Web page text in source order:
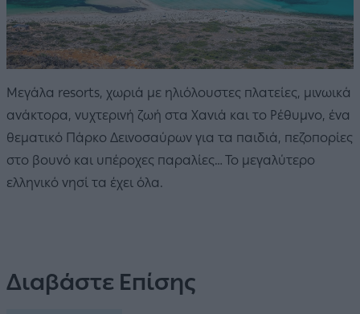
Μεγάλα resorts, χωριά με ηλιόλουστες πλατείες, μινωικά
ανάκτορα, νυχτερινή ζωή στα Χανιά και το Ρέθυμνο, ένα
θεματικό Πάρκο Δεινοσαύρων για τα παιδιά, πεζοπορίες
στο βουνό και υπέροχες παραλίες… Το μεγαλύτερο
ελληνικό νησί τα έχει όλα.
Διαβάστε Επίσης